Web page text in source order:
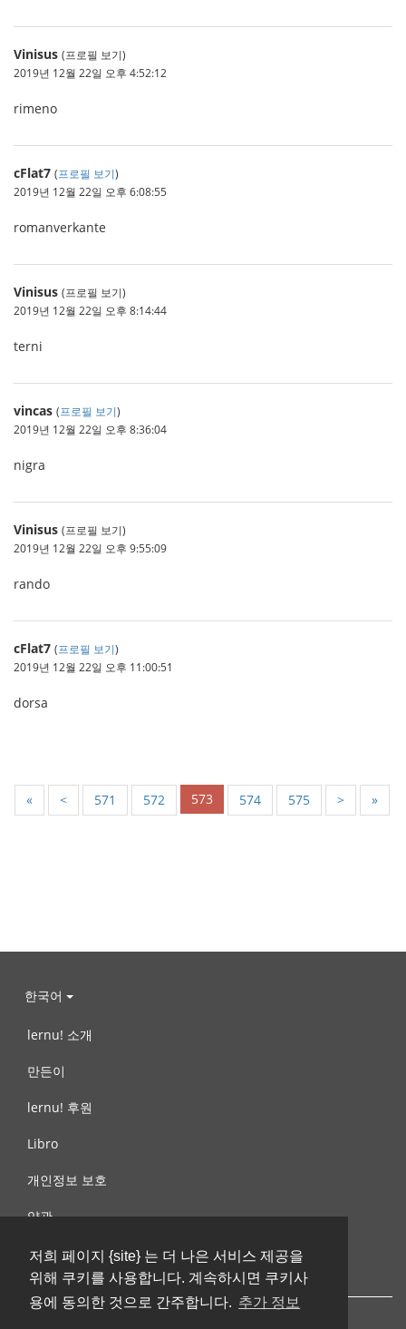
저희 페이지 {site} 는 더 나은 서비스 제공을
위해 쿠키를 사용합니다. 계속하시면 쿠키사
용에 동의한 것으로 간주합니다. 추가 정보
Vinisus (프로필 보기)
2019년 12월 22일 오후 4:52:12
rimeno
cFlat7 (프로필 보기)
2019년 12월 22일 오후 6:08:55
romanverkante
Vinisus (프로필 보기)
2019년 12월 22일 오후 8:14:44
terni
vincas (프로필 보기)
2019년 12월 22일 오후 8:36:04
nigra
Vinisus (프로필 보기)
2019년 12월 22일 오후 9:55:09
rando
cFlat7 (프로필 보기)
2019년 12월 22일 오후 11:00:51
dorsa
« < 571 572 573 574 575 > »
한국어
lernu! 소개
만든이
lernu! 후원
Libro
개인정보 보호
약관
제안, 문의